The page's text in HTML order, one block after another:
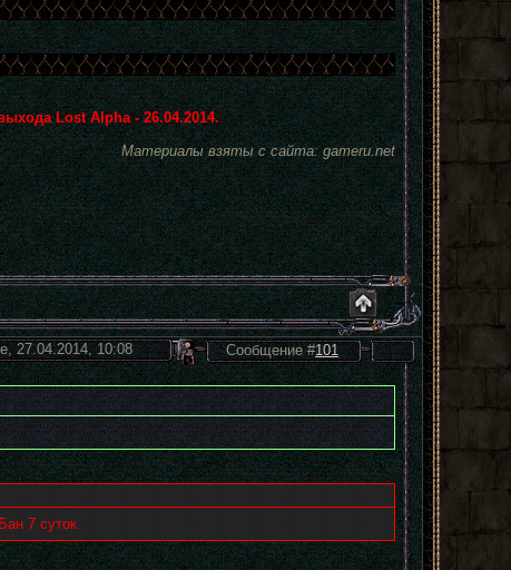
Lost Alpha - 26.04.2014.
Материалы взяты с сайта: gameru.net
27.04.2014, 10:08 Сообщение #101
7 суток.